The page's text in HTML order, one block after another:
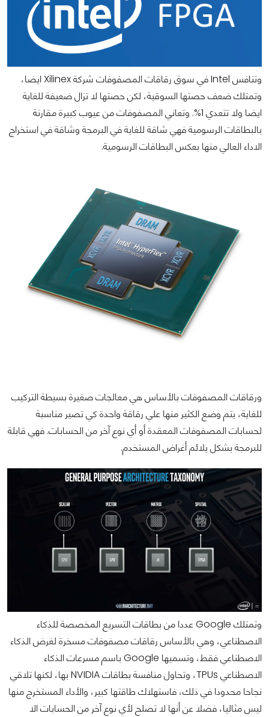
وتنافس Intel في سوق رقاقات المصفوفات شركة Xilinex ايضا،
وتمتلك ضعف حصتها السوقية، لكن حصتها لا تزال ضعيفة للغاية
ايضا ولا تتعدي 1%.
وتعاني المصفوفات من عيوب كبيرة مقارنة
بالبطاقات الرسومية فهي شاقة للغاية في البرمجة وشاقة في استخراج
الاداء العالي منها بعكس البطاقات الرسومية.
ورقاقات المصفوفات بالأساس هي معالجات صغيرة بسيطة التركيب
للغاية، يتم وضع الكثير منها علي رقاقة واحدة كي تصير مناسبة
لحسابات المصفوفات المعقدة أو أي نوع آخر من الحسابات. فهي قابلة
للبرمجة بشكل يلائم أغراض المستخدم.
وتمتلك Google عددا من بطاقات التسريع المخصصة للذكاء
الاصطناعي، وهي بالأساس رقاقات مصفوفات مسخرة لغرض الذكاء
الاصطناعي فقط، وتسميها Google باسم مسرعات الذكاء
الاصطناعي TPUs، وتحاول منافسة بطاقات NVIDIA بها، لكنها تلاقي
نجاحا محدودا في ذلك، فاستهلاك طاقتها كبير، والأداء المستخرج منها
ليس مثاليا، فضلا عن أنها لا تصلح لأي نوع آخر من الحسابات الا